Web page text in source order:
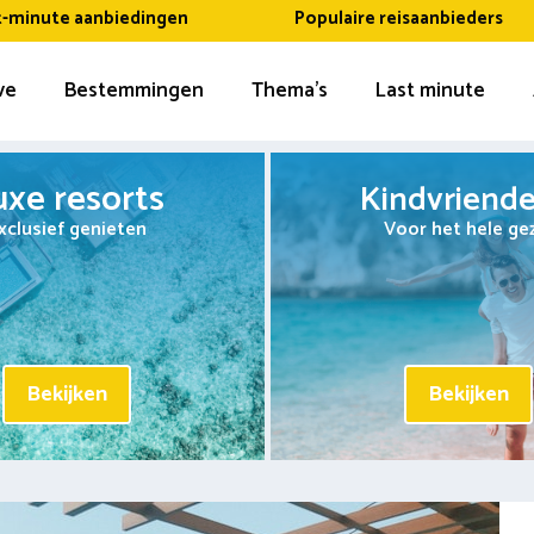
minute aanbiedingen Populaire reisaanbieders
Bestemmingen Thema’s Last minute
resorts
genieten
Bekijken
Voor het hele
Bekijken